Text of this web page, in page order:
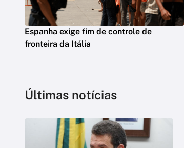
Espanha exige fim de controle de
fronteira da Itália
Últimas notícias